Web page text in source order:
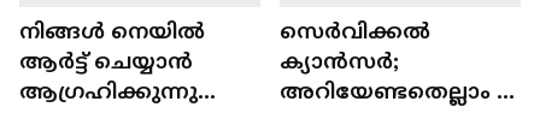
നിങ്ങൾ നെയിൽ
ആർട്ട് ചെയ്യാൻ
ആഗ്രഹിക്കുന്നുണ്ടോ
സെർവിക്കൽ
ക്യാൻസർ;
അറിയേണ്ടതെല്ലാം |